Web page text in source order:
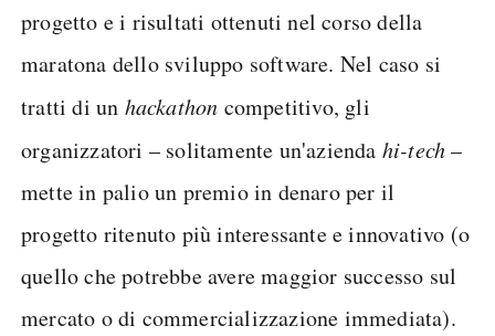
progetto e i risultati ottenuti nel corso della
maratona dello sviluppo software. Nel caso si
tratti di un hackathon competitivo, gli
organizzatori – solitamente un'azienda hi-tech–
mette in palio un premio in denaro per il
progetto ritenuto più interessante e innovativo (o
quello che potrebbe avere maggior successo sul
mercato o di commercializzazione immediata).